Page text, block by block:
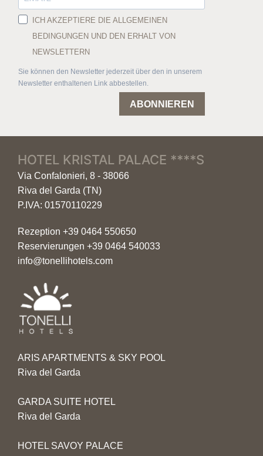
ICH AKZEPTIERE DIE ALLGEMEINEN
BEDINGUNGEN UND DEN ERHALT VON
NEWSLETTERN
Sie können den Newsletter jederzeit über den in unserem
Newsletter enthaltenen Link abbestellen.
ABONNIEREN
HOTEL KRISTAL PALACE ****S
Via Confalonieri, 8 - 38066
Riva del Garda (TN)
P.IVA: 01570110229
Rezeption +39 0464 550650
Reservierungen +39 0464 540033
info@tonellihotels.com
ARIS APARTMENTS & SKY POOL
Riva del Garda
GARDA SUITE HOTEL
Riva del Garda
HOTEL SAVOY PALACE